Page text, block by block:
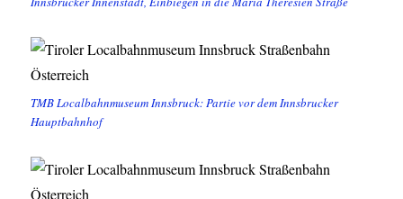
TMB Localbahnmuseum Innsbruck: Partie vor dem Innsbrucker
Hauptbahnhof